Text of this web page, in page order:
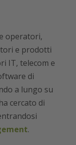
operatori,
e prodotti
IT, telecom e
di
a lungo su
cercato di
.